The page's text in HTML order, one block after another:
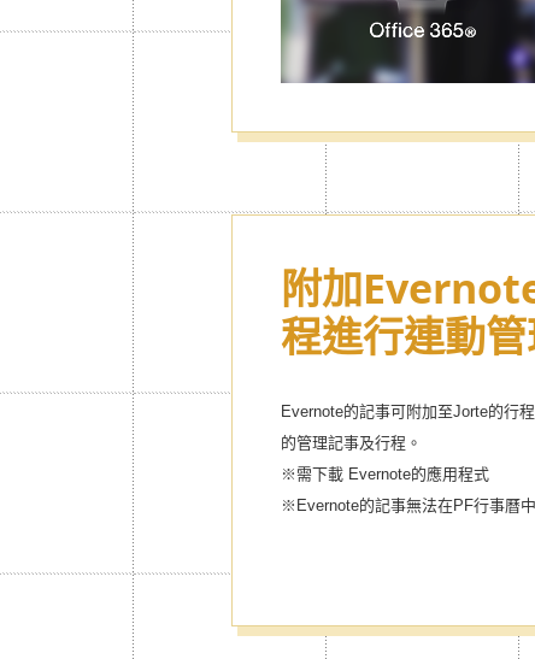
附加
程進行連動
Evernote的記事可附加至Jorte的行
的管理記事及行程。
※需下載 Evernote的應用程式
※Evernote的記事無法在PF行事曆